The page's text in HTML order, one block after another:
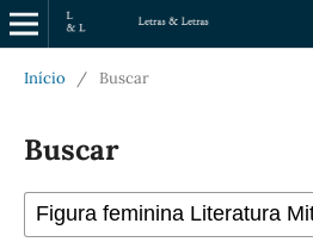
Início / Buscar
Buscar